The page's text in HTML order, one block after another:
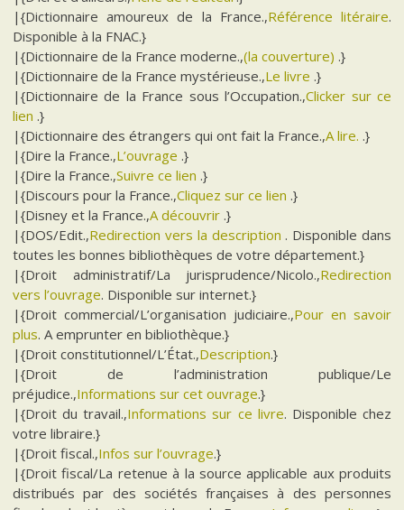
|{Dictionnaire amoureux de la France.,Référence litéraire.
Disponible à la FNAC.}
|{Dictionnaire de la France moderne.,(la couverture) .}
|{Dictionnaire de la France mystérieuse.,Le livre .}
|{Dictionnaire de la France sous l’Occupation.,Clicker sur ce
lien .}
|{Dictionnaire des étrangers qui ont fait la France.,A lire. .}
|{Dire la France.,L’ouvrage .}
|{Dire la France.,Suivre ce lien .}
|{Discours pour la France.,Cliquez sur ce lien .}
|{Disney et la France.,A découvrir .}
|{DOS/Edit.,Redirection vers la description . Disponible dans
toutes les bonnes bibliothèques de votre département.}
|{Droit administratif/La jurisprudence/Nicolo.,Redirection
vers l’ouvrage. Disponible sur internet.}
|{Droit commercial/L’organisation judiciaire.,Pour en savoir
plus. A emprunter en bibliothèque.}
|{Droit constitutionnel/L’État.,Description.}
|{Droit de l’administration publique/Le
préjudice.,Informations sur cet ouvrage.}
|{Droit du travail.,Informations sur ce livre. Disponible chez
votre libraire.}
|{Droit fiscal.,Infos sur l’ouvrage.}
|{Droit fiscal/La retenue à la source applicable aux produits
distribués par des sociétés françaises à des personnes